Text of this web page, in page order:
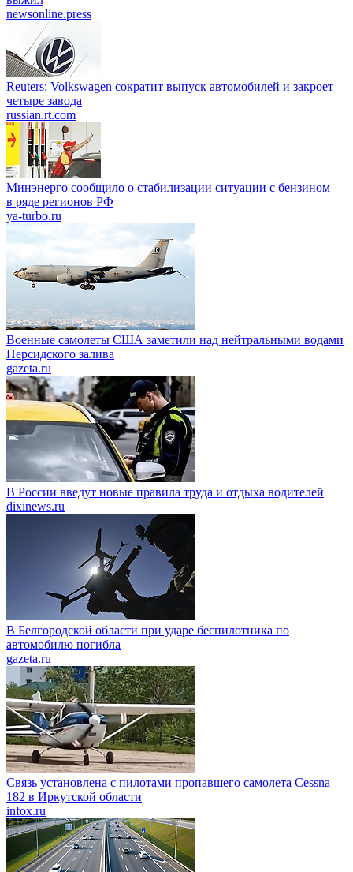
newsonline.press
Reuters: Volkswagen сократит выпуск автомобилей и закроет
четыре завода
russian.rt.com
Минэнерго сообщило о стабилизации ситуации с бензином
в ряде регионов РФ
ya-turbo.ru
Военные самолеты США заметили над нейтральными водами
Персидского залива
gazeta.ru
В России введут новые правила труда и отдыха водителей
dixinews.ru
В Белгородской области при ударе беспилотника по
автомобилю погибла
gazeta.ru
Связь установлена с пилотами пропавшего самолета Cessna
182 в Иркутской области
infox.ru